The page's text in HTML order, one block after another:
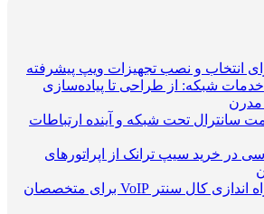
خدمات شبکه: از طراحی تا پیاده‌سازی
سانترال تحت شبکه و آینده ارتباطات
در خرید سیپ ترانک از اپراتورهای
راهنمای فنی راه اندازی کال سنتر VoIP برای متخصصان